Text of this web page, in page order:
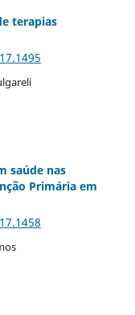
terapias
saúde nas
Primária em